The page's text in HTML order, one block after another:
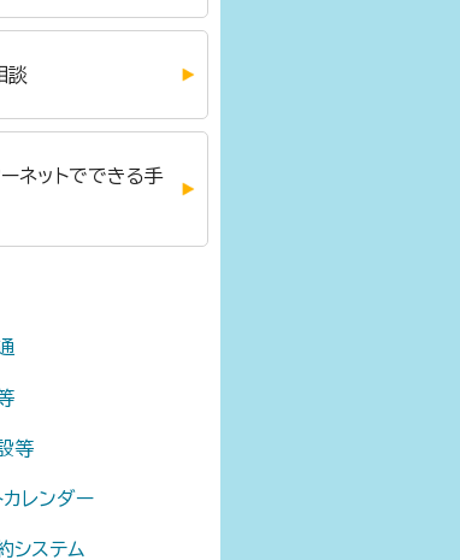
談
ネットでできる手
等
カレンダー
システム